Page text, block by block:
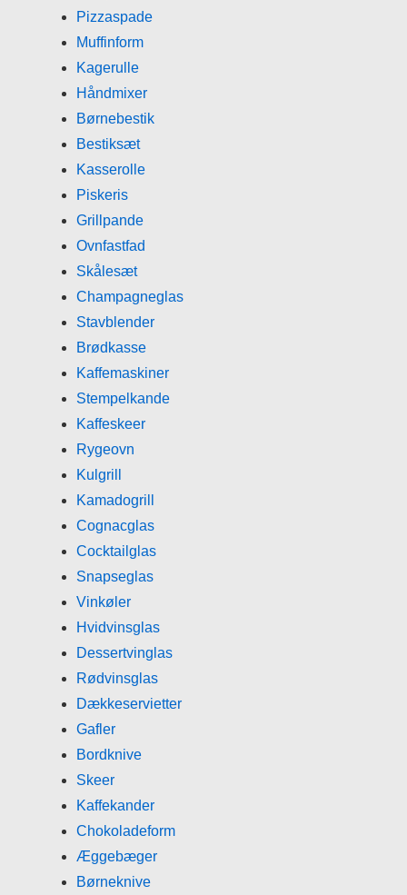
Pizzaspade
Muffinform
Kagerulle
Håndmixer
Børnebestik
Bestiksæt
Kasserolle
Piskeris
Grillpande
Ovnfastfad
Skålesæt
Champagneglas
Stavblender
Brødkasse
Kaffemaskiner
Stempelkande
Kaffeskeer
Rygeovn
Kulgrill
Kamadogrill
Cognacglas
Cocktailglas
Snapseglas
Vinkøler
Hvidvinsglas
Dessertvinglas
Rødvinsglas
Dækkeservietter
Gafler
Bordknive
Skeer
Kaffekander
Chokoladeform
Æggebæger
Børneknive